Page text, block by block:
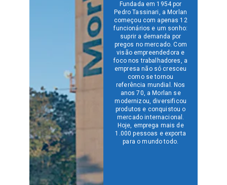
Fundada em 1954 por
Pedro Tassinari, a Morlan
começou com apenas 12
funcionários e um sonho:
suprir a demanda por
pregos no mercado. Com
visão empreendedora e
foco nos trabalhadores, a
empresa não só cresceu
como se tornou
referência mundial. Nos
anos 70, a Morlan se
modernizou, diversificou
produtos e conquistou o
mercado internacional.
Hoje, emprega mais de
1.000 pessoas e exporta
para o mundo todo.